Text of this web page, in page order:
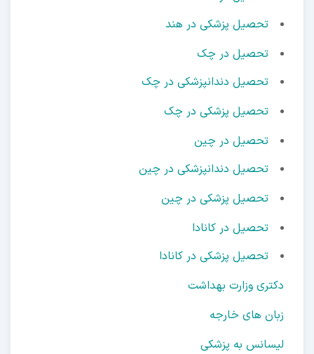
تحصیل پزشکی در هند
تحصیل در چک
تحصیل دندانپزشکی در چک
تحصیل پزشکی در چک
تحصیل در چین
تحصیل دندانپزشکی در چین
تحصیل پزشکی در چین
تحصیل در کانادا
تحصیل پزشکی در کانادا
دکتری وزارت بهداشت
زبان های خارجه
لیسانس به پزشکی